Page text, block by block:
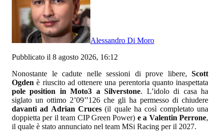
Alessandro Di Moro
Pubblicato il 8 agosto 2026, 16:12
Nonostante le cadute nelle sessioni di prove libere, Scott
Ogden è riuscito ad ottenere una perentoria quanto inaspettata
pole position in Moto3 a Silverstone. L’idolo di casa ha
siglato un ottimo 2’09’’126 che gli ha permesso di chiudere
davanti ad Adrian Cruces (il quale ha così completato una
doppietta per il team CIP Green Power) e a Valentin Perrone,
il quale è stato annunciato nel team MSi Racing per il 2027.